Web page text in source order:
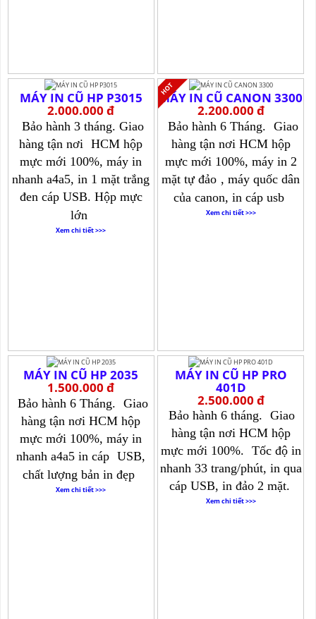
MÁY IN CŨ HP P3015
2.000.000 đ
Bảo hành 3 tháng. Giao
hàng tận nơi
HCM hộp
mực mới 100%, máy in
nhanh a4a5, in 1 mặt trắng
đen cáp USB. Hộp mực
lớn
Xem chi tiết >>>
MÁY IN CŨ CANON 3300
2.200.000 đ
Bảo hành 6 Tháng. Giao
hàng tận nơi HCM hộp
mực mới 100%, máy in 2
mặt tự đảo , máy quốc dân
của canon, in cáp usb
Xem chi tiết >>>
MÁY IN CŨ HP 2035
1.500.000 đ
Bảo hành 6 Tháng.
Giao
hàng tận nơi HCM hộp
mực mới 100%, máy in
nhanh a4a5 in cáp USB,
chất lượng bản in đẹp
Xem chi tiết >>>
MÁY IN CŨ HP PRO
401D
2.500.000 đ
Bảo hành 6 tháng.
Giao
hàng tận nơi HCM hộp
mực mới 100%. Tốc độ in
nhanh 33 trang/phút, in qua
cáp USB, in đảo 2 mặt.
Xem chi tiết >>>